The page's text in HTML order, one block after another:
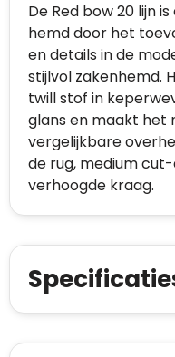
De Red bow 20 lijn
hemd door het
en details in de
stijlvol zakenhemd.
twill stof in
glans en maakt het
vergelijkbare
de rug, medium
verhoogde kraag.